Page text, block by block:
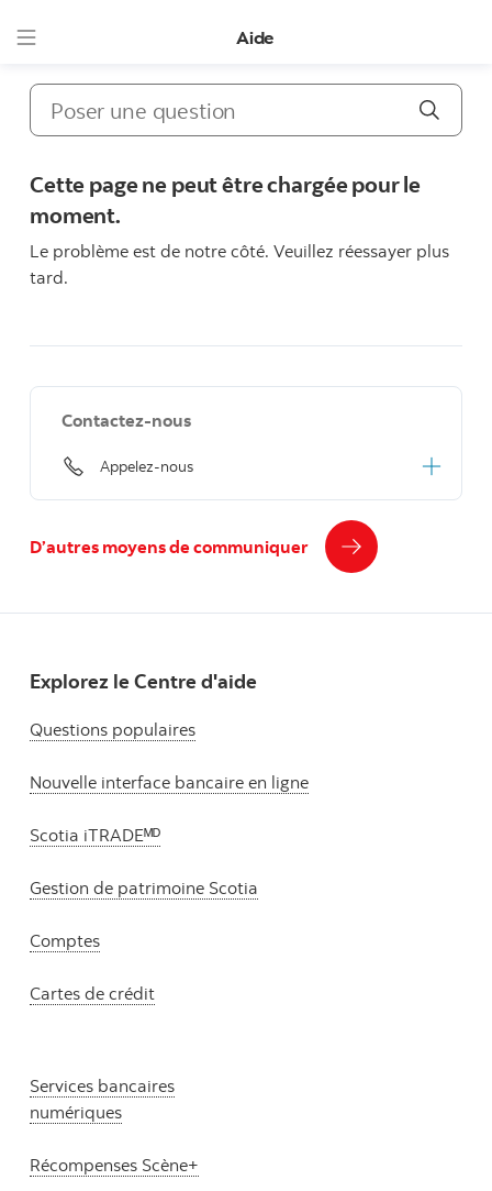
Aide
Poser
Cette page ne peut être chargée pour le
moment.
Le problème est de notre côté. Veuillez réessayer plus
tard.
Contactez-nous
Appelez-nous
D’autres moyens de communiquer
Explorez le Centre d'aide
Questions populaires
Nouvelle interface bancaire en ligne
Scotia iTRADEᴹᴰ
Gestion de patrimoine Scotia
Comptes
Cartes de crédit
Services bancaires
numériques
Récompenses Scène+